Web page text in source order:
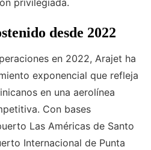
privilegiada.
desde 2022
en 2022, Arajet ha
exponencial que refleja
en una aerolínea
Con bases
Las Américas de Santo
Internacional de Punta